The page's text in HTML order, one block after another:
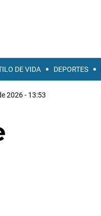
DE VIDA DEPORTES
2026 - 13:53